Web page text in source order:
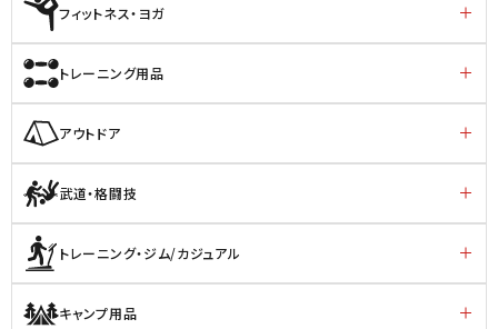
フィットネス・ヨガ
トレーニング用品
アウトドア
武道・格闘技
トレーニング・ジム/カジュアル
キャンプ用品